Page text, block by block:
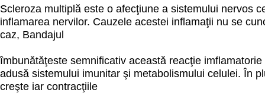
Scleroza multiplă este o afecţiune a sistemului nervos
inflamarea nervilor. Cauzele acestei inflamaţii nu se
caz, Bandajul
îmbunătăţeste semnificativ această reacţie
adusă sistemului imunitar şi metabolismului celulei. În
creşte iar contracţiile